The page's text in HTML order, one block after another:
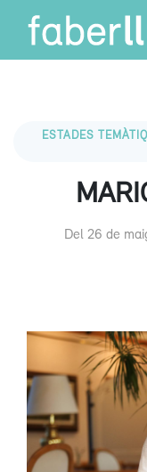
ESTADES
Del 26 de